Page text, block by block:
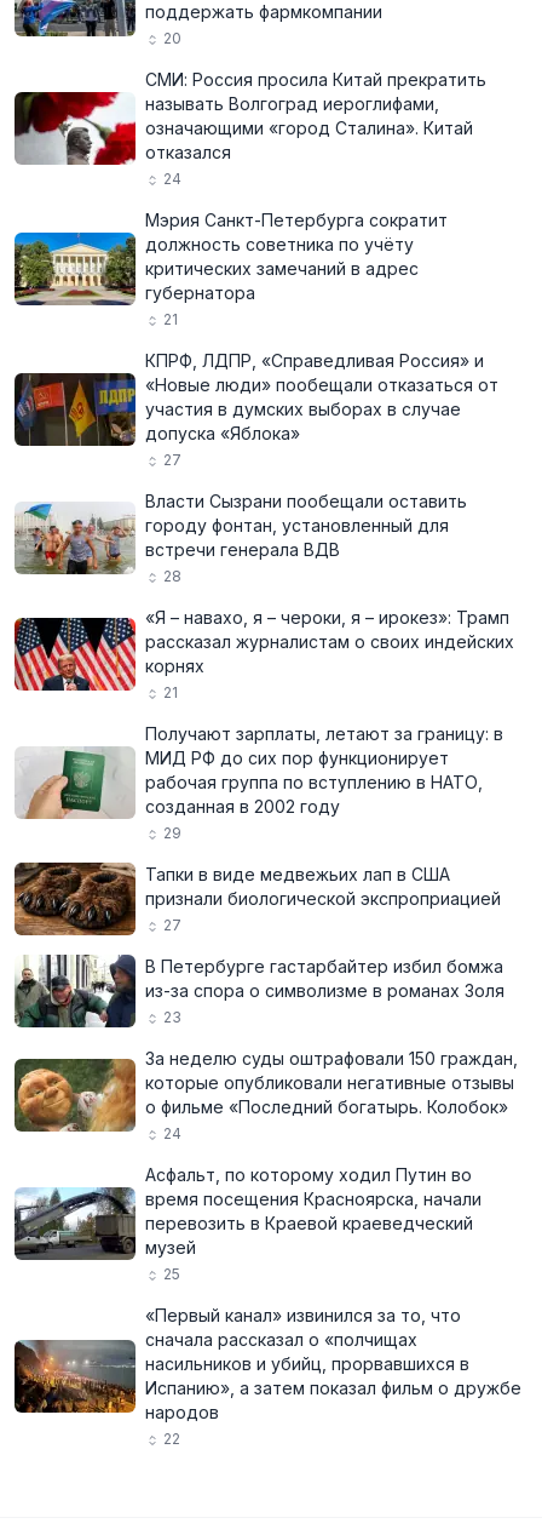
поддержать фармкомпании
20
СМИ: Россия просила Китай прекратить
называть Волгоград иероглифами,
означающими «город Сталина». Китай
отказался
24
Мэрия Санкт-Петербурга сократит
должность советника по учёту
критических замечаний в адрес
губернатора
21
КПРФ, ЛДПР, «Справедливая Россия» и
«Новые люди» пообещали отказаться от
участия в думских выборах в случае
допуска «Яблока»
27
Власти Сызрани пообещали оставить
городу фонтан, установленный для
встречи генерала ВДВ
28
«Я – навахо, я – чероки, я – ирокез»: Трамп
рассказал журналистам о своих индейских
корнях
21
Получают зарплаты, летают за границу: в
МИД РФ до сих пор функционирует
рабочая группа по вступлению в НАТО,
созданная в 2002 году
29
Тапки в виде медвежьих лап в США
признали биологической экспроприацией
27
В Петербурге гастарбайтер избил бомжа
из-за спора о символизме в романах Золя
23
За неделю суды оштрафовали 150 граждан,
которые опубликовали негативные отзывы
о фильме «Последний богатырь. Колобок»
24
Асфальт, по которому ходил Путин во
время посещения Красноярска, начали
перевозить в Краевой краеведческий
музей
25
«Первый канал» извинился за то, что
сначала рассказал о «полчищах
насильников и убийц, прорвавшихся в
Испанию», а затем показал фильм о дружбе
народов
22